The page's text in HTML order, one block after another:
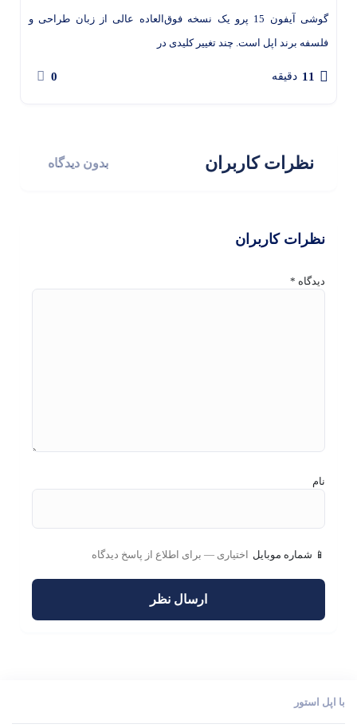
گوشی آیفون 15 پرو یک نسخه فوق‌العاده عالی از زبان طراحی و
فلسفه برند اپل است. چند تغییر کلیدی در
11 دقیقه 0
نظرات کاربران بدون دیدگاه
نظرات کاربران
دیدگاه *
نام
📱 شماره موبایل
با اپل استور